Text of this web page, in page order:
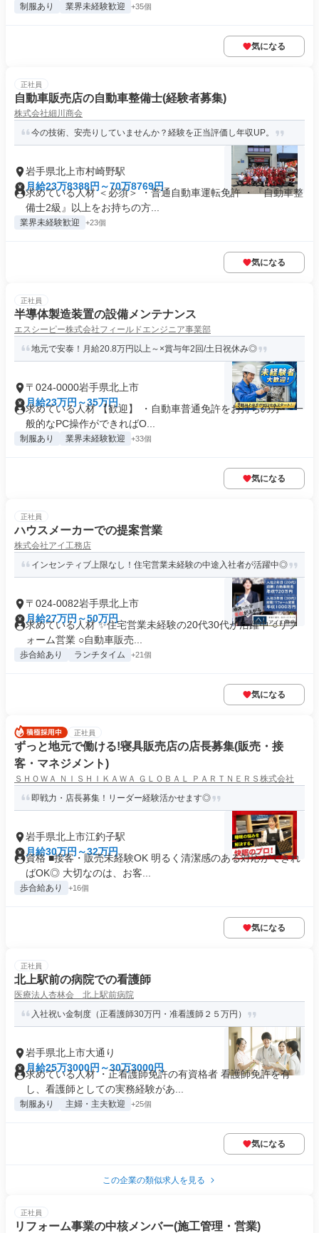
制服あり 業界未経験歓迎 +35個
気になる
正社員
自動車販売店の自動車整備士(経験者募集)
株式会社細川商会
今の技術、安売りしていませんか？経験を正当評価し年収UP。
岩手県北上市村崎野駅
月給23万8388円～70万8769円
求めている人材 ＜必須＞ ・普通自動車運転免許 ・『自動車整
備士2級』以上をお持ちの方...
業界未経験歓迎 +23個
気になる
正社員
半導体製造装置の設備メンテナンス
エスシーピー株式会社フィールドエンジニア事業部
地元で安泰！月給20.8万円以上～×賞与年2回/土日祝休み◎
〒024-0000岩手県北上市
月給23万円～35万円
求めている人材 【歓迎】 ・自動車普通免許をお持ちの方 ・一
般的なPC操作ができればO...
制服あり 業界未経験歓迎 +33個
気になる
正社員
ハウスメーカーでの提案営業
株式会社アイ工務店
インセンティブ上限なし！住宅営業未経験の中途入社者が活躍中◎
〒024-0082岩手県北上市
月給27万円～50万円
求めている人材 ✨住宅営業未経験の20代30代が活躍中 ○リフ
ォーム営業 ○自動車販売...
歩合給あり ランチタイム +21個
気になる
正社員
ずっと地元で働ける!寝具販売店の店長募集(販売・接
客・マネジメント)
ＳＨＯＷＡ ＮＩＳＨＩＫＡＷＡ ＧＬＯＢＡＬ ＰＡＲＴＮＥＲＳ株式会社
即戦力・店長募集！リーダー経験活かせます◎
岩手県北上市江釣子駅
月給30万円～32万円
資格 ■接客・販売未経験OK 明るく清潔感のある対応ができれ
ばOK◎ 大切なのは、お客...
歩合給あり +16個
気になる
正社員
北上駅前の病院での看護師
医療法人杏林会 北上駅前病院
入社祝い金制度（正看護師30万円・准看護師２５万円）
岩手県北上市大通り
月給25万3000円～30万3000円
求めている人材 ・正看護師免許の有資格者 看護師免許を有
し、看護師としての実務経験があ...
制服あり 主婦・主夫歓迎 +25個
気になる
この企業の類似求人を見る
正社員
リフォーム事業の中核メンバー(施工管理・営業)